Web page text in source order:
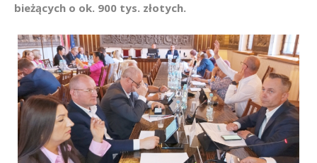
bieżących o ok. 900 tys. złotych.